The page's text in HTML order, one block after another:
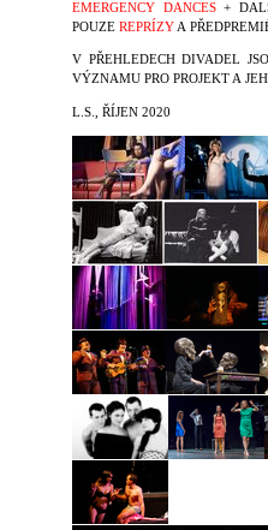
EMERGENCY DANCES+
POUZE REPRÍZY A
V PŘEHLEDECH DIVADEL
VÝZNAMU PRO PROJEKT A
L.S., ŘÍJEN 2020